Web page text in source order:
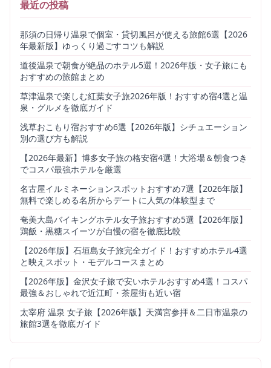
最近の投稿
那須の日帰り温泉で個室・貸切風呂が使える旅館6選【2026
年最新版】ゆっくり過ごすコツも解説
道後温泉で朝食が絶品のホテル5選！2026年版・女子旅にも
おすすめの旅館まとめ
草津温泉で楽しむ紅葉女子旅2026年版！おすすめ宿4選と温
泉・グルメを徹底ガイド
浅草おこもり宿おすすめ6選【2026年版】シチュエーション
別の選び方も解説
【2026年最新】博多女子旅の格安宿4選！大浴場＆朝食つき
でコスパ最強ホテルを厳選
名古屋イルミネーションスポットおすすめ7選【2026年版】
無料で楽しめる名所からデートに人気の体験型まで
奄美大島バイキングホテル女子旅おすすめ5選【2026年版】
鶏飯・黒糖スイーツが自慢の宿を徹底比較
【2026年版】石垣島女子旅完全ガイド！おすすめホテル4選
と映えスポット・モデルコースまとめ
【2026年版】金沢女子旅で安いホテルおすすめ4選！コスパ
最強＆おしゃれで近江町・茶屋街も近い宿
太宰府 温泉 女子旅【2026年版】天満宮参拝＆二日市温泉の
旅館3選を徹底ガイド